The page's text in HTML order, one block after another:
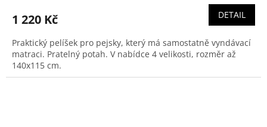
1 220 Kč DETAIL
Praktický pelíšek pro pejsky, který má samostatně vyndávací
matraci. Pratelný potah. V nabídce 4 velikosti, rozměr až
140x115 cm.